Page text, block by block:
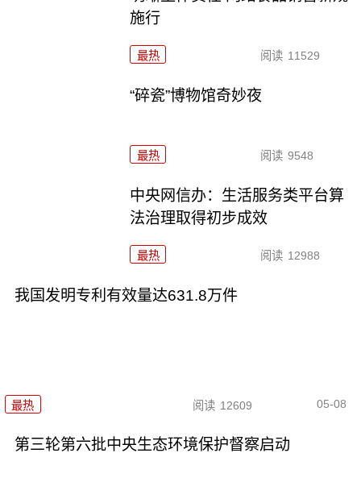
施行
最热 阅读 11529
“碎瓷”博物馆奇妙夜
最热 阅读 9548
中央网信办：生活服务类平台算
法治理取得初步成效
最热 阅读 12988
我国发明专利有效量达631.8万件
最热 阅读 12609 05-08
第三轮第六批中央生态环境保护督察启动